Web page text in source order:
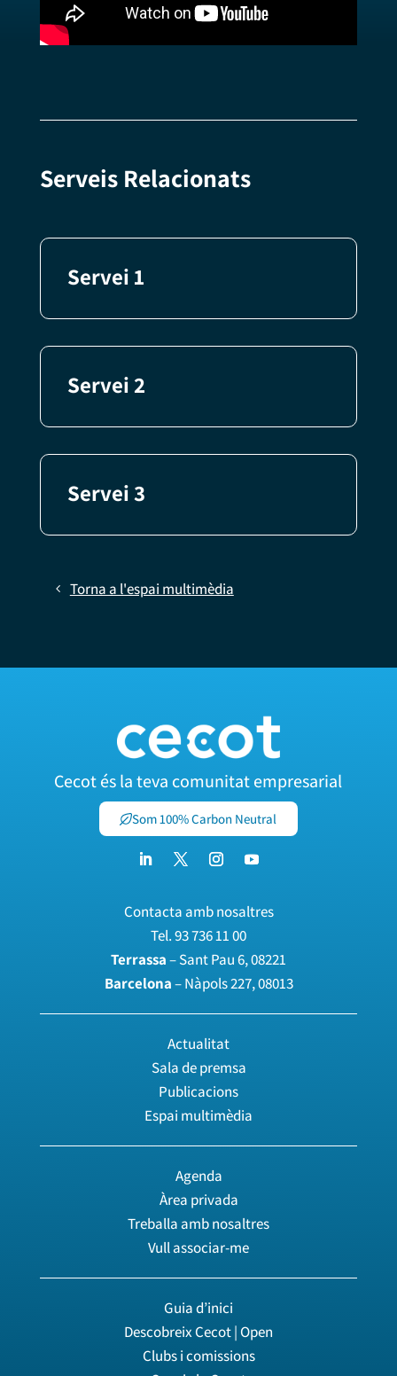
Serveis Relacionats
Servei 1
Servei 2
Servei 3
Torna a l'espai multimèdia
Cecot és la teva comunitat empresarial
Som 100% Carbon Neutral
Contacta amb nosaltres
Tel.93 736 11 00
Terrassa– Sant Pau 6, 08221
Barcelona– Nàpols 227, 08013
Actualitat
Sala de premsa
Publicacions
Espai multimèdia
Agenda
Àrea privada
Treballa amb nosaltres
Vull associar-me
Guia d’inici
Descobreix Cecot | Open
Clubs i comissions